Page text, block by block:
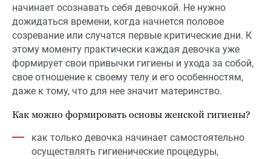
начинает осознавать себя девочкой. Не нужно
дожидаться времени, когда начнется половое
созревание или случатся первые критические дни. К
этому моменту практически каждая девочка уже
формирует свои привычки гигиены и ухода за собой,
свое отношение к своему телу и его особенностям,
даже к тому, что для нее значит материнство.
Как можно формировать основы женской гигиены?
как только девочка начинает самостоятельно
осуществлять гигиенические процедуры,